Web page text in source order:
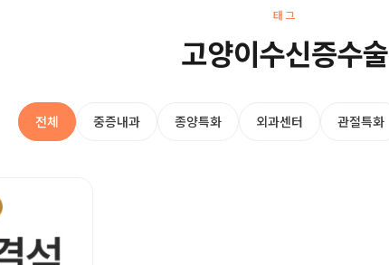
태그
고양이수신증수술
전체 중증내과 종양특화 외과센터 관절특화